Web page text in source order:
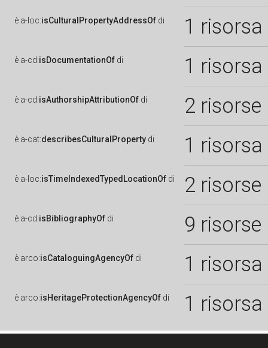
è a-loc:isCulturalPropertyAddressOf di 1 risorsa
è a-cd:isDocumentationOf di 1 risorsa
è a-cd:isAuthorshipAttributionOf di 2 risorse
è a-cat:describesCulturalProperty di 1 risorsa
è a-loc:isTimeIndexedTypedLocationOf di 2 risorse
è a-cd:isBibliographyOf di 9 risorse
è arco:isCataloguingAgencyOf di 1 risorsa
è arco:isHeritageProtectionAgencyOf di 1 risorsa